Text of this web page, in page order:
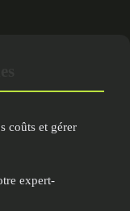
coûts et gérer
expert-